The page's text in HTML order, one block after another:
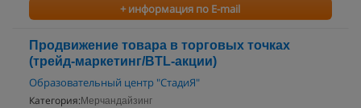
+ информация по E-mail
Продвижение товара в торговых точках
(трейд-маркетинг/BTL-акции)
Образовательный центр "СтадиЯ"
Категория: Мерчандайзинг